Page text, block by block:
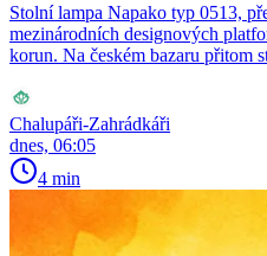
Stolní lampa Napako typ 0513,
mezinárodních designových
korun. Na českém bazaru přitom
Chalupáři-Zahrádkáři
dnes, 06:05
4 min